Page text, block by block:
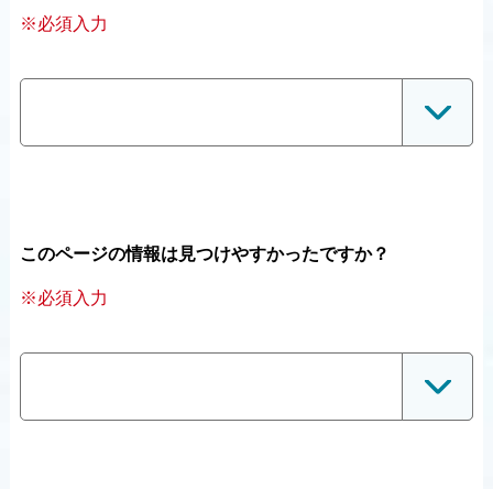
※必須入力
このページの情報は見つけやすかったですか？
※必須入力